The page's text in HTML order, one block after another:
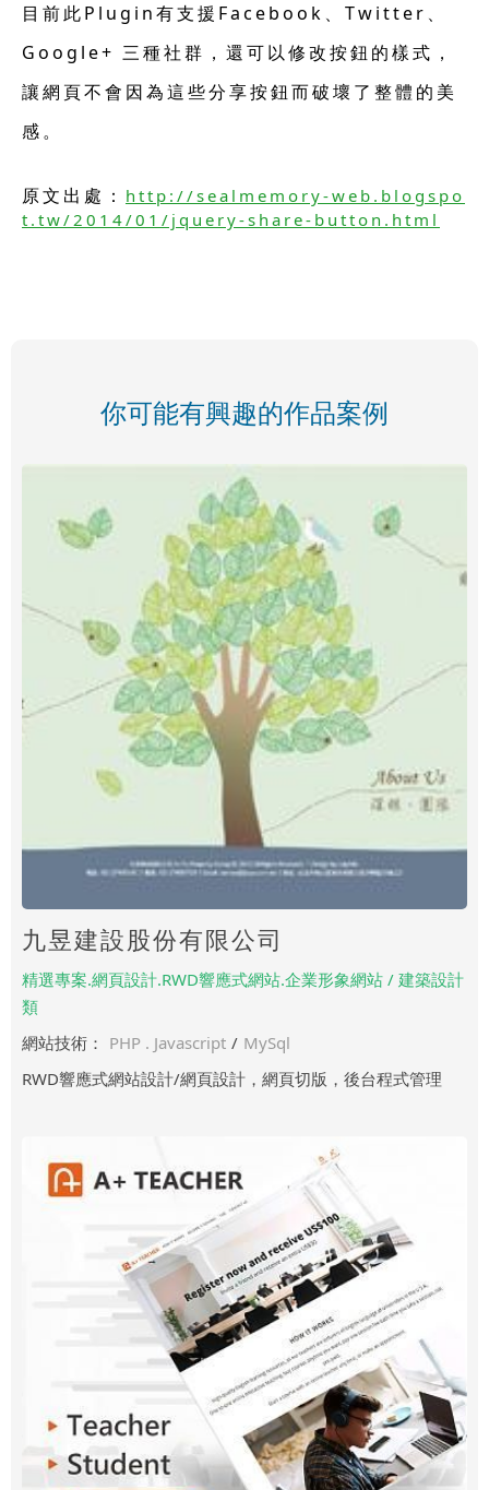
目前此Plugin有支援Facebook、Twitter、
Google+ 三種社群，還可以修改按鈕的樣式，
讓網頁不會因為這些分享按鈕而破壞了整體的美
感。
原文出處： http://sealmemory-web.blogspo
t.tw/2014/01/jquery-share-button.html
你可能有興趣的作品案例
九昱建設股份有限公司
精選專案.網頁設計.RWD響應式網站.企業形象網站 / 建築設計
類
網站技術： PHP . Javascript / MySql
RWD響應式網站設計/網頁設計，網頁切版，後台程式管理